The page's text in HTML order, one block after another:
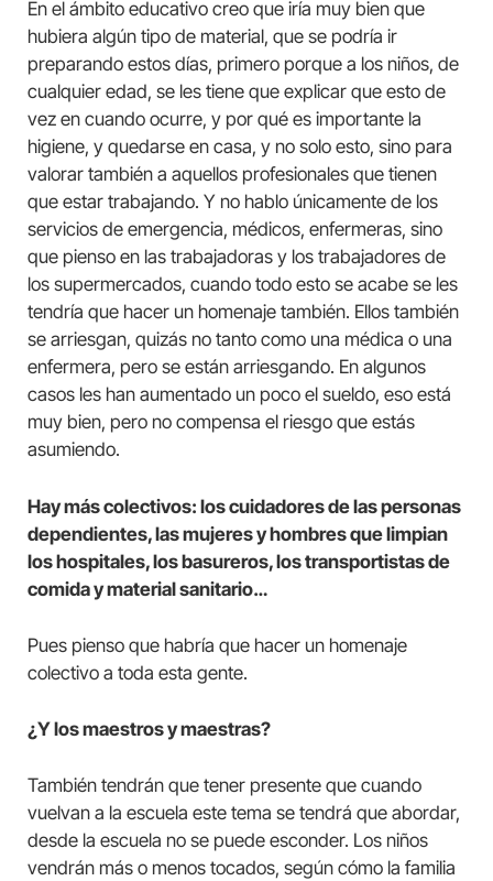
En el ámbito educativo creo que iría muy bien que
hubiera algún tipo de material, que se podría ir
preparando estos días, primero porque a los niños, de
cualquier edad, se les tiene que explicar que esto de
vez en cuando ocurre, y por qué es importante la
higiene, y quedarse en casa, y no solo esto, sino para
valorar también a aquellos profesionales que tienen
que estar trabajando. Y no hablo únicamente de los
servicios de emergencia, médicos, enfermeras, sino
que pienso en las trabajadoras y los trabajadores de
los supermercados, cuando todo esto se acabe se les
tendría que hacer un homenaje también. Ellos también
se arriesgan, quizás no tanto como una médica o una
enfermera, pero se están arriesgando. En algunos
casos les han aumentado un poco el sueldo, eso está
muy bien, pero no compensa el riesgo que estás
asumiendo.
Hay más colectivos: los cuidadores de las personas
dependientes, las mujeres y hombres que limpian
los hospitales, los basureros, los transportistas de
comida y material sanitario…
Pues pienso que habría que hacer un homenaje
colectivo a toda esta gente.
¿Y los maestros y maestras?
También tendrán que tener presente que cuando
vuelvan a la escuela este tema se tendrá que abordar,
desde la escuela no se puede esconder. Los niños
vendrán más o menos tocados, según cómo la familia